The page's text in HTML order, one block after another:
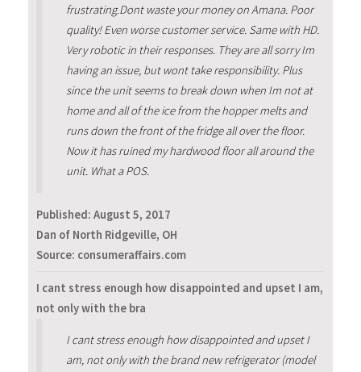
frustrating.Dont waste your money on Amana. Poor
quality! Even worse customer service. Same with HD.
Very robotic in their responses. They are all sorry Im
having an issue, but wont take responsibility. Plus
since the unit seems to break down when Im not at
home and all of the ice from the hopper melts and
runs down the front of the fridge all over the floor.
Now it has ruined my hardwood floor all around the
unit. What a POS.
Published: August 5, 2017
Dan of North Ridgeville, OH
Source: consumeraffairs.com
I cant stress enough how disappointed and upset I am,
not only with the bra
I cant stress enough how disappointed and upset I
am, not only with the brand new refrigerator (model